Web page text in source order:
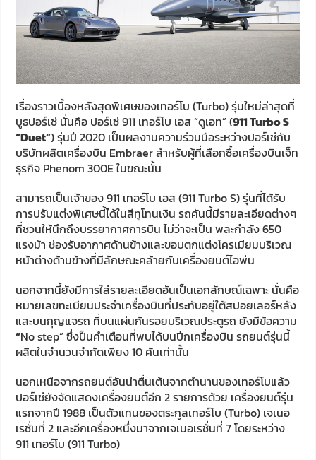
เรื่องราวเบื้องหลังสุดพิเศษของเทอร์โบ (Turbo) รุ่นใหม่ล่าสุดที่
บูธปอร์เช่ นั่นคือ ปอร์เช่ 911 เทอร์โบ เอส “ดูเอท” (911 Turbo S
“Duet”) รุ่นปี 2020 เป็นผลงานความร่วมมือระหว่างปอร์เช่กับ
บริษัทผลิตเครื่องบิน Embraer สำหรับผู้ที่เลือกซื้อเครื่องบินเจ็ท
ธุรกิจ Phenom 300E ในขณะนั้น
สามารถเป็นเจ้าของ 911 เทอร์โบ เอส (911 Turbo S) รุ่นที่ได้รับ
การปรับแต่งพิเศษนี้ได้ในสีทูโทนเงิน รถคันนี้มีรายละเอียดต่างๆ
ที่ชวนให้นึกถึงบรรยากาศการบิน ไม่ว่าจะเป็น พละกำลัง 650
แรงม้า ช่องรับอากาศด้านข้างและขอบตกแต่งโครเมียมบริเวณ
หน้าต่างด้านข้างที่มีลักษณะคล้ายกับเครื่องยนต์ไอพ่น
นอกจากนี้ยังมีการใส่รายละเอียดอันเป็นเอกลักษณ์เฉพาะ นั่นคือ
หมายเลขทะเบียนประจำเครื่องบินที่ประทับอยู่ใต้สปอยเลอร์หลัง
และบนกุญแจรถ ที่บนแผ่นกันรอยบริเวณประตูรถ ยังมีข้อความ
“No step” ซึ่งป็นคำเตือนที่พบได้บนปีกเครื่องบิน รถยนต์รุ่นนี้
ผลิตในจำนวนจำกัดเพียง 10 คันเท่านั้น
นอกเหนือจากรถยนต์อันน่าตื่นเต้นจากตำนานของเทอร์โบแล้ว
ปอร์เช่ยังจัดแสดงเครื่องยนต์อีก 2 รายการด้วย เครื่องยนต์รุ่น
แรกจากปี 1988 เป็นตัวแทนของตระกูลเทอร์โบ (Turbo) เจเนอ
เรชั่นที่ 2 และอีกเครื่องหนึ่งมาจากเจเนอเรชั่นที่ 7 โดยระหว่าง
911 เทอร์โบ (911 Turbo)